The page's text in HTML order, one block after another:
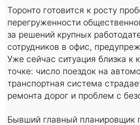
Торонто готовится к росту
перегруженности
за решений крупных
сотрудников в офис,
Уже сейчас ситуация близка к
точке: число поездок на
транспортная система
ремонта дорог и проблем с
Бывший главный планировщик